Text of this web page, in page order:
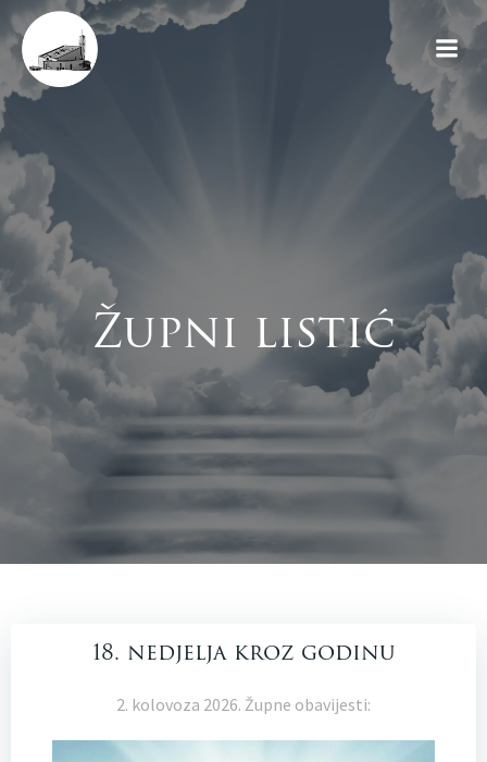
Skip
Župni listić
18. nedjelja kroz godinu
2. kolovoza 2026. Župne obavijesti: